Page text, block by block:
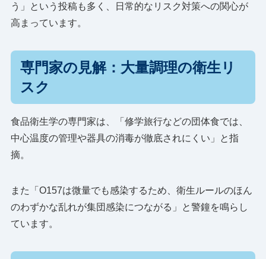
う」という投稿も多く、日常的なリスク対策への関心が
高まっています。
専門家の見解：大量調理の衛生リ
スク
食品衛生学の専門家は、「修学旅行などの団体食では、
中心温度の管理や器具の消毒が徹底されにくい」と指
摘。
また「O157は微量でも感染するため、衛生ルールのほん
のわずかな乱れが集団感染につながる」と警鐘を鳴らし
ています。